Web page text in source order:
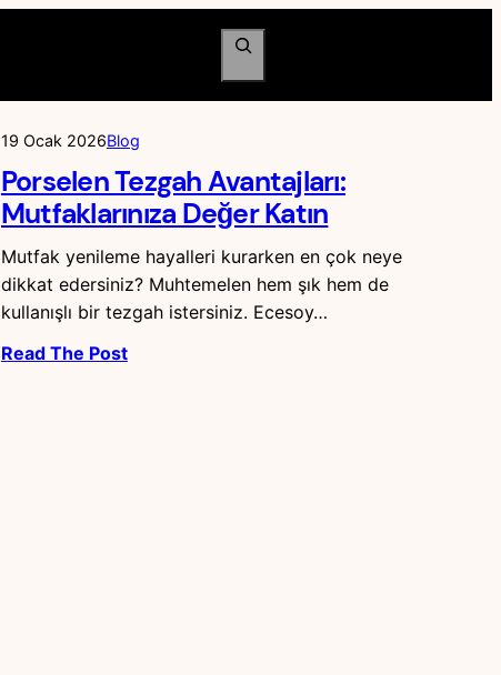
Ara
19 Ocak 2026Blog
Porselen Tezgah Avantajları:
Mutfaklarınıza Değer Katın
Mutfak yenileme hayalleri kurarken en çok neye
dikkat edersiniz? Muhtemelen hem şık hem de
kullanışlı bir tezgah istersiniz. Ecesoy…
Read The Post